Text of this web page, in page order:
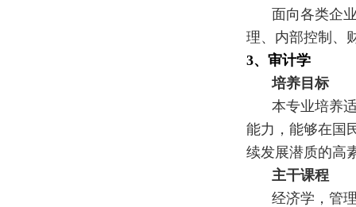
面向各类企
理、内部控制、
3、 审计学
培养目标
本专业培养
能力，能够在国
续发展潜质的高
主干课程
经济学，管